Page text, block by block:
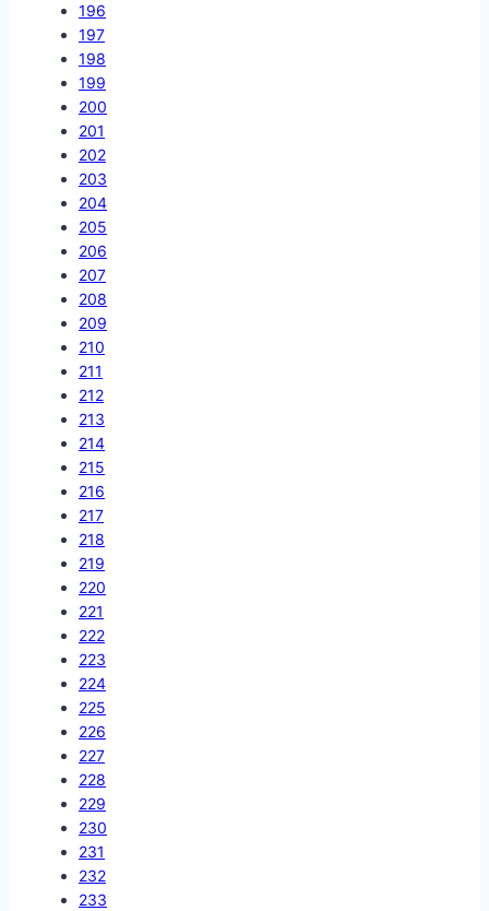
196
197
198
199
200
201
202
203
204
205
206
207
208
209
210
211
212
213
214
215
216
217
218
219
220
221
222
223
224
225
226
227
228
229
230
231
232
233